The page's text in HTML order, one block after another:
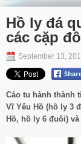
Hồ ly đá
các cặp
September 13,
Cáo tu hành thành
Vĩ Yêu Hồ (hồ ly 3
Hồ, hồ ly 6 đuôi)